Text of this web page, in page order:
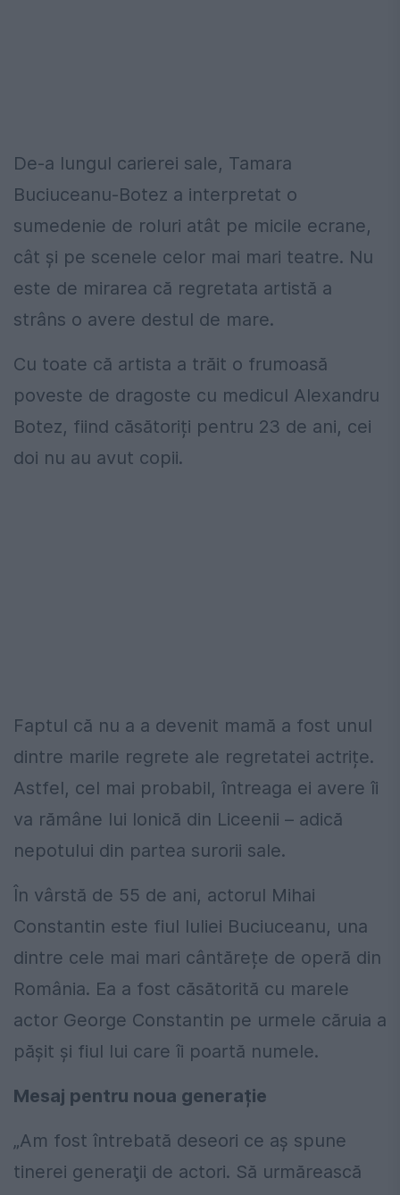
De-a lungul carierei sale, Tamara
Buciuceanu-Botez a interpretat o
sumedenie de roluri atât pe micile ecrane,
cât și pe scenele celor mai mari teatre. Nu
este de mirarea că regretata artistă a
strâns o avere destul de mare.
Cu toate că artista a trăit o frumoasă
poveste de dragoste cu medicul Alexandru
Botez, fiind căsătoriți pentru 23 de ani, cei
doi nu au avut copii.
Faptul că nu a a devenit mamă a fost unul
dintre marile regrete ale regretatei actrițe.
Astfel, cel mai probabil, întreaga ei avere îi
va rămâne lui Ionică din Liceenii – adică
nepotului din partea surorii sale.
În vârstă de 55 de ani, actorul Mihai
Constantin este fiul Iuliei Buciuceanu, una
dintre cele mai mari cântărețe de operă din
România. Ea a fost căsătorită cu marele
actor George Constantin pe urmele căruia a
pășit și fiul lui care îi poartă numele.
Mesaj pentru noua generație
„Am fost întrebată deseori ce aş spune
tinerei generaţii de actori. Să urmărească